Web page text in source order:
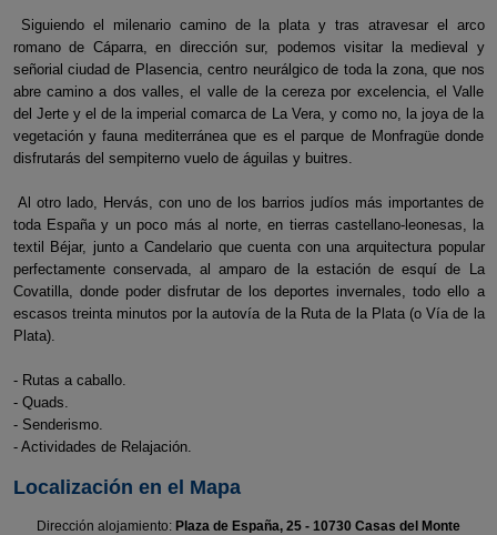
Siguiendo el milenario camino de la plata y tras atravesar el arco
romano de Cáparra, en dirección sur, podemos visitar la medieval y
señorial ciudad de Plasencia, centro neurálgico de toda la zona, que nos
abre camino a dos valles, el valle de la cereza por excelencia, el Valle
del Jerte y el de la imperial comarca de La Vera, y como no, la joya de la
vegetación y fauna mediterránea que es el parque de Monfragüe donde
disfrutarás del sempiterno vuelo de águilas y buitres.
Al otro lado, Hervás, con uno de los barrios judíos más importantes de
toda España y un poco más al norte, en tierras castellano-leonesas, la
textil Béjar, junto a Candelario que cuenta con una arquitectura popular
perfectamente conservada, al amparo de la estación de esquí de La
Covatilla, donde poder disfrutar de los deportes invernales, todo ello a
escasos treinta minutos por la autovía de la Ruta de la Plata (o Vía de la
Plata).
- Rutas a caballo.
- Quads.
- Senderismo.
- Actividades de Relajación.
Localización en el Mapa
Dirección alojamiento: Plaza de España, 25 - 10730 Casas del Monte